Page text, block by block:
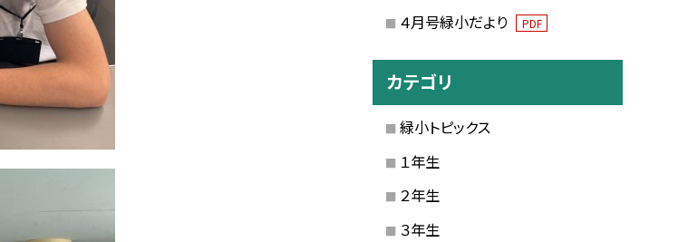
４月号緑小だより PDF
カテゴリ
緑小トピックス
１年生
２年生
３年生